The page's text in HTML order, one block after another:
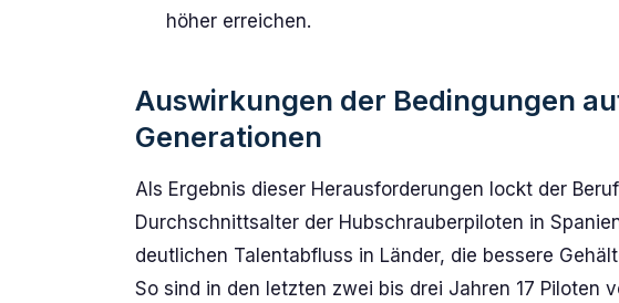
höher erreichen.
Auswirkungen der Bedingungen
Generationen
Als Ergebnis dieser Herausforderungen lockt der
Durchschnittsalter der Hubschrauberpiloten in
deutlichen Talentabfluss in Länder, die bessere
So sind in den letzten zwei bis drei Jahren 17 Piloten